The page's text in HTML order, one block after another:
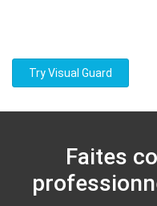
Try Visual Guard
Faites